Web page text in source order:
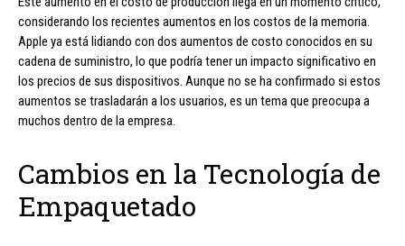
considerando los recientes aumentos en los costos de la memoria.
Apple ya está lidiando con dos aumentos de costo conocidos en su
cadena de suministro, lo que podría tener un impacto significativo en
los precios de sus dispositivos. Aunque no se ha confirmado si estos
aumentos se trasladarán a los usuarios, es un tema que preocupa a
muchos dentro de la empresa.
Cambios en la Tecnología de
Empaquetado